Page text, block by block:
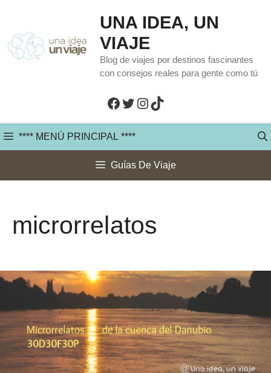
contenido
UNA IDEA, UN
VIAJE
Blog de viajes por destinos fascinantes
con consejos reales para gente como tú
Facebook
Twitter
Instagram
TikTok
**** MENÚ PRINCIPAL ****
Guías De Viaje
microrrelatos